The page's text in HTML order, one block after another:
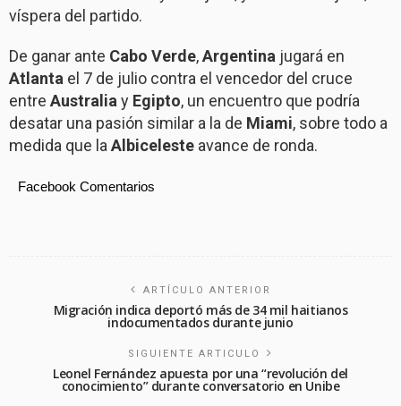
víspera del partido.
De ganar ante Cabo Verde,Argentina jugará en
Atlanta el 7 de julio contra el vencedor del cruce
entre Australia y Egipto, un encuentro que podría
desatar una pasión similar a la de Miami, sobre todo a
medida que la Albiceleste avance de ronda.
Facebook Comentarios
ARTÍCULO ANTERIOR
Migración indica deportó más de 34 mil haitianos
indocumentados durante junio
SIGUIENTE ARTICULO
Leonel Fernández apuesta por una “revolución del
conocimiento” durante conversatorio en Unibe